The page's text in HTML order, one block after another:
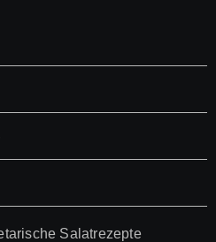
Salatrezepte